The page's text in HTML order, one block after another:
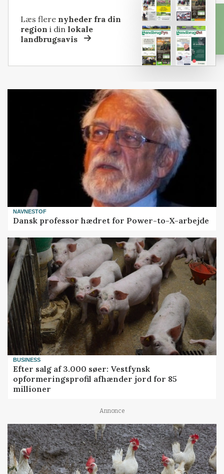
Læs flere nyheder fra din
region i dinlokale
landbrugsavis
NAVNESTOF
Dansk professor hædret for Power-to-X-arbejde
BUSINESS
Efter salg af 3.000 søer: Vestfynsk
opformeringsprofil afhænder jord for 85
millioner
Annonce